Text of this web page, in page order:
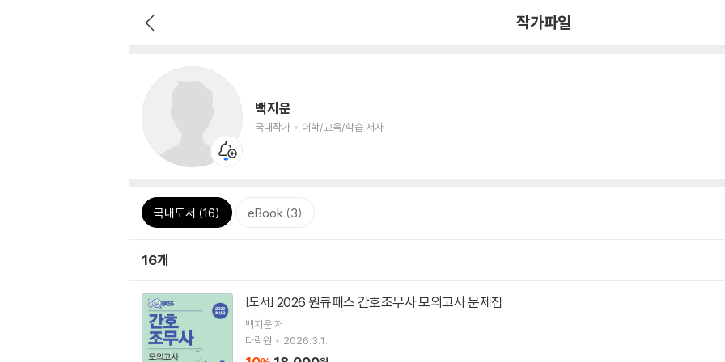
작가파일
백지운
국내작가 어학/교육/학습 저자
국내도서 (16) eBook (3)
16개
[도서] 2026 원큐패스 간호조무사 모의고사 문제집
백지운저
다락원
2026.3.1.